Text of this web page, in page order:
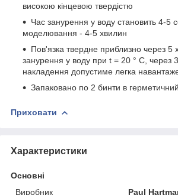
високою кінцевою твердістю
Час занурення у воду становить 4-5
моделювання - 4-5 хвилин
Пов'язка твердне приблизно через 5
занурення у воду при t = 20 ° С, через
накладення допустиме легка
Запаковано по 2 бинти в
Приховати
Характеристики
Основні
Виробник
Paul